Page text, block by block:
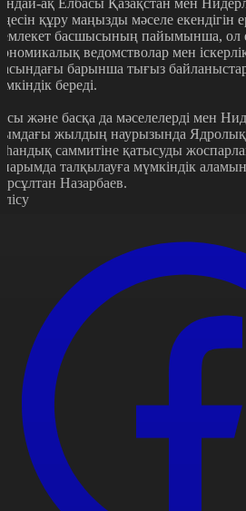
құру маңызды мәселе екендігін
басшысының пайымынша, ол
ведомстволар мен
барынша тығыз
береді.
және басқа да мәселелерді мен
жылдың наурызында Ядролық
саммитіне қатысуды
талқылауға мүмкіндік
Назарбаев.